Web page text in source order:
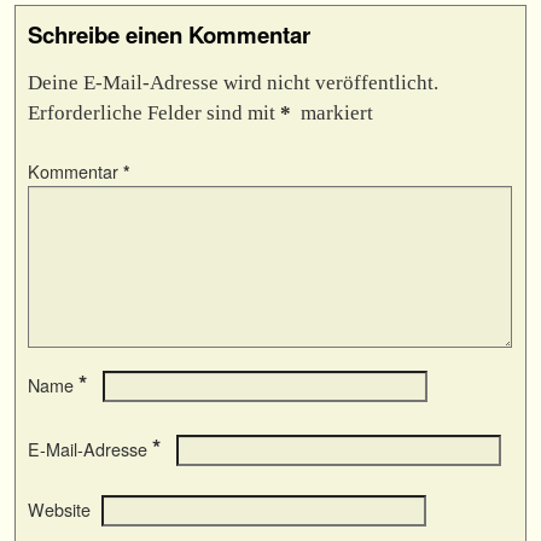
Schreibe einen Kommentar
Deine E-Mail-Adresse wird nicht veröffentlicht.
Erforderliche Felder sind mit * markiert
Kommentar *
Name *
E-Mail-Adresse *
Website